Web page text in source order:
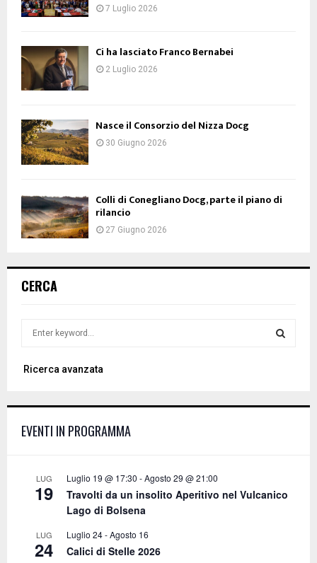
7 Luglio 2026
Ci ha lasciato Franco Bernabei
2 Luglio 2026
Nasce il Consorzio del Nizza Docg
30 Giugno 2026
Colli di Conegliano Docg, parte il piano di
rilancio
27 Giugno 2026
CERCA
r
o
Ricerca avanzata
EVENTI IN PROGRAMMA
LUG
19
Luglio 19 @ 17:30 -Agosto 29 @ 21:00
Travolti da un insolito Aperitivo nel Vulcanico
Lago di Bolsena
LUG
24
Luglio 24-Agosto 16
Calici di Stelle 2026